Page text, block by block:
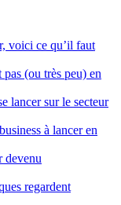
voici ce qu’il faut
pas (ou très peu) en
lancer sur le secteur
à lancer en
devenu
regardent